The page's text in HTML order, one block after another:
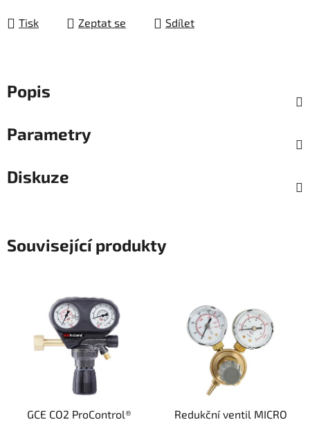
Tisk Zeptat se Sdílet
Popis
Parametry
Diskuze
Související produkty
GCE CO2 ProControl®
Redukční ventil MICRO